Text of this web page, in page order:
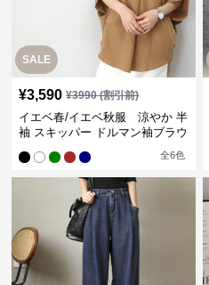
SALE
¥3,590 ¥3990(割引前)
イエベ春/イエベ秋服 涼やか 半
袖 スキッパー ドルマン袖ブラウ
全6色